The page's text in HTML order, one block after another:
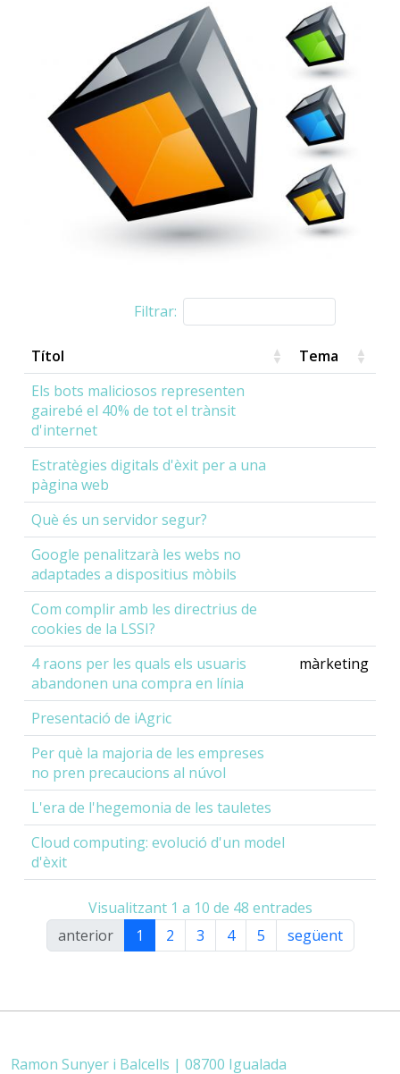
Filtrar:
Títol
Tema
Els bots maliciosos representen
gairebé el 40% de tot el trànsit
d'internet
Estratègies digitals d'èxit per a una
pàgina web
Què és un servidor segur?
Google penalitzarà les webs no
adaptades a dispositius mòbils
Com complir amb les directrius de
cookies de la LSSI?
4 raons per les quals els usuaris
abandonen una compra en línia
màrketing
Presentació de iAgric
Per què la majoria de les empreses
no pren precaucions al núvol
L'era de l'hegemonia de les tauletes
Cloud computing: evolució d'un model
d'èxit
Visualitzant 1 a 10 de 48 entrades
anterior
1 2 3 4 5 següent
Ramon Sunyer i Balcells | 08700 Igualada